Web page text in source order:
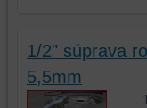
1/2" súprava
5,5mm